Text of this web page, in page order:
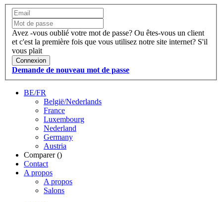
Avez -vous oublié votre mot de passe? Ou êtes-vous un client
et c'est la première fois que vous utilisez notre site internet? S'il
vous plait
Connexion
Demande de nouveau mot de passe
BE/FR
België/Nederlands
France
Luxembourg
Nederland
Germany
Austria
Comparer ()
Contact
A propos
A propos
Salons